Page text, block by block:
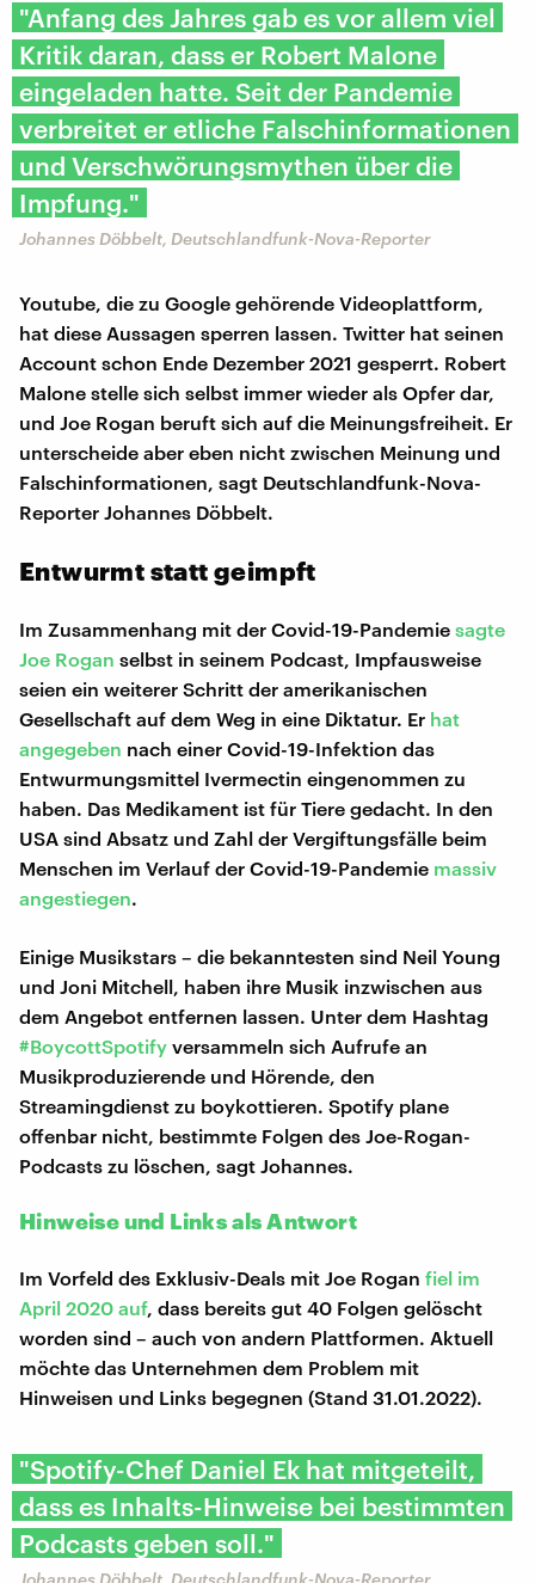
"Anfang des Jahres gab es vor allem viel
Kritik daran, dass er Robert Malone
eingeladen hatte. Seit der Pandemie
verbreitet er etliche Falschinformationen
und Verschwörungsmythen über die
Impfung."
Johannes Döbbelt, Deutschlandfunk-Nova-Reporter
Youtube, die zu Google gehörende Videoplattform,
hat diese Aussagen sperren lassen. Twitter hat seinen
Account schon Ende Dezember 2021 gesperrt. Robert
Malone stelle sich selbst immer wieder als Opfer dar,
und Joe Rogan beruft sich auf die Meinungsfreiheit. Er
unterscheide aber eben nicht zwischen Meinung und
Falschinformationen, sagt Deutschlandfunk-Nova-
Reporter Johannes Döbbelt.
Entwurmt statt geimpft
Im Zusammenhang mit der Covid-19-Pandemie sagte
Joe Rogan selbst in seinem Podcast, Impfausweise
seien ein weiterer Schritt der amerikanischen
Gesellschaft auf dem Weg in eine Diktatur. Er hat
angegeben nach einer Covid-19-Infektion das
Entwurmungsmittel Ivermectin eingenommen zu
haben. Das Medikament ist für Tiere gedacht. In den
USA sind Absatz und Zahl der Vergiftungsfälle beim
Menschen im Verlauf der Covid-19-Pandemie massiv
angestiegen.
Einige Musikstars – die bekanntesten sind Neil Young
und Joni Mitchell, haben ihre Musik inzwischen aus
dem Angebot entfernen lassen. Unter dem Hashtag
#BoycottSpotify versammeln sich Aufrufe an
Musikproduzierende und Hörende, den
Streamingdienst zu boykottieren. Spotify plane
offenbar nicht, bestimmte Folgen des Joe-Rogan-
Podcasts zu löschen, sagt Johannes.
Hinweise und Links als Antwort
Im Vorfeld des Exklusiv-Deals mit Joe Rogan fiel im
April 2020 auf, dass bereits gut 40 Folgen gelöscht
worden sind – auch von andern Plattformen. Aktuell
möchte das Unternehmen dem Problem mit
Hinweisen und Links begegnen (Stand 31.01.2022).
"Spotify-Chef Daniel Ek hat mitgeteilt,
dass es Inhalts-Hinweise bei bestimmten
Podcasts geben soll."
Johannes Döbbelt, Deutschlandfunk-Nova-Reporter